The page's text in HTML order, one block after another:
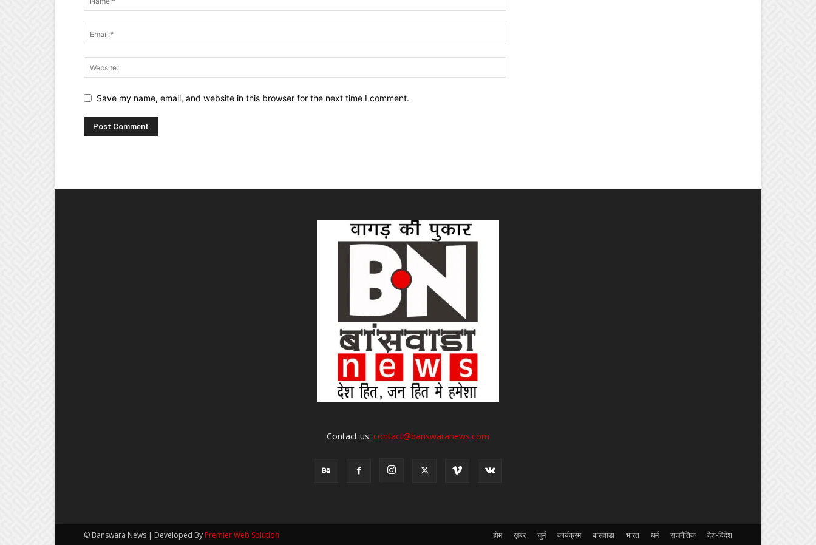
Save my name, email, and website in this browser for the next time I comment.
Contact us: contact@banswaranews.com
होम ख़बर जुर्म कार्यक्रम बांसवाडा भारत धर्म राजनैतिक देश-विदेश
© Banswara News | Developed By Premier Web Solution